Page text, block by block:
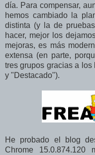
día. Para compensar,
hemos cambiado la
distinta (y la de
hacer, mejor los
mejoras, es más
extensa (en parte,
tres grupos gracias a
y "Destacado").
He probado el blog
Chrome